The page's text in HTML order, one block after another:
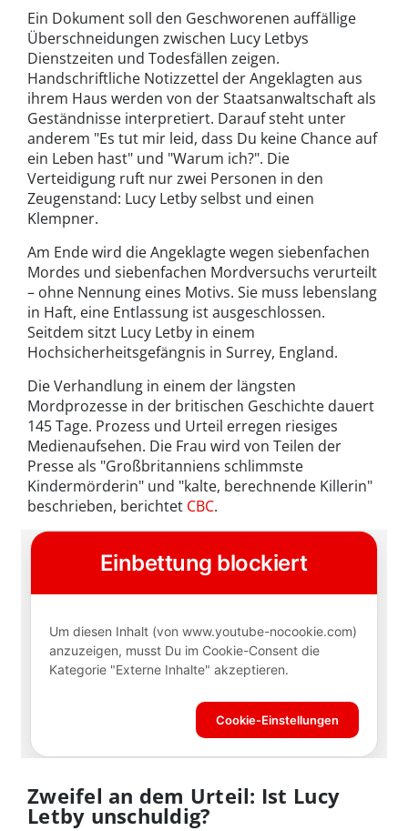
Ein Dokument soll den Geschworenen auffällige
Überschneidungen zwischen Lucy Letbys
Dienstzeiten und Todesfällen zeigen.
Handschriftliche Notizzettel der Angeklagten aus
ihrem Haus werden von der Staatsanwaltschaft als
Geständnisse interpretiert. Darauf steht unter
anderem "Es tut mir leid, dass Du keine Chance auf
ein Leben hast" und "Warum ich?". Die
Verteidigung ruft nur zwei Personen in den
Zeugenstand: Lucy Letby selbst und einen
Klempner.
Am Ende wird die Angeklagte wegen siebenfachen
Mordes und siebenfachen Mordversuchs verurteilt
– ohne Nennung eines Motivs. Sie muss lebenslang
in Haft, eine Entlassung ist ausgeschlossen.
Seitdem sitzt Lucy Letby in einem
Hochsicherheitsgefängnis in Surrey, England.
Die Verhandlung in einem der längsten
Mordprozesse in der britischen Geschichte dauert
145 Tage. Prozess und Urteil erregen riesiges
Medienaufsehen. Die Frau wird von Teilen der
Presse als "Großbritanniens schlimmste
Kindermörderin" und "kalte, berechnende Killerin"
beschrieben, berichtet CBC.
Zweifel an dem Urteil: Ist Lucy
Letby unschuldig?